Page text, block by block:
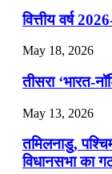
📝 डेली करेंट
July 22, 2026
📝 डेली करेंट
July 19, 2026
📝 डेली करेंट
वित्तीय वर्ष
May 18, 2026
तीसरा ‘भारत-
May 13, 2026
तमिलनाडु,
विधानसभा का